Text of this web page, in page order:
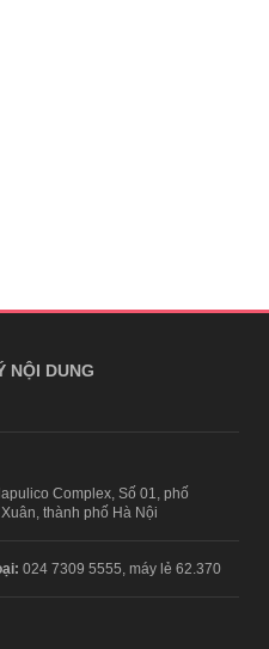
NỘI DUNG
Complex, Số 01, phố
thành phố Hà Nội
024 7309 5555, máy lẻ 62.370